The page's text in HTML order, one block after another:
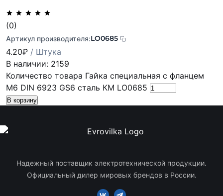
(0)
Артикул производителя:LO0685
4.20₽ / Штука
В наличии: 2159
Количество товара Гайка специальная с фланцем
М6 DIN 6923 GS6 сталь КМ LO0685
В корзину
Надежный поставщик электротехнической продукции.
Официальный дилер мировых брендов в России.